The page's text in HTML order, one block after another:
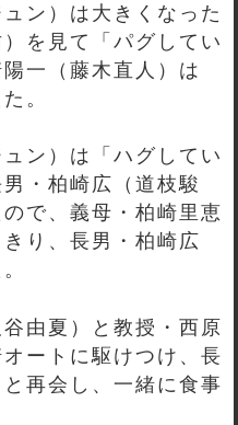
ン）は大きくなった
を見て「パグしてい
一（藤木直人）は
。
ン）は「ハグしてい
・柏崎広（道枝駿
で、義母・柏崎里恵
きり、長男・柏崎広
由夏）と教授・西原
ートに駆けつけ、長
再会し、一緒に食事